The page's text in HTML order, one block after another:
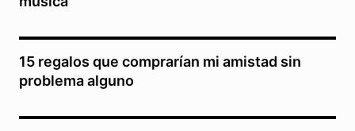
15 regalos que comprarían mi amistad sin
problema alguno